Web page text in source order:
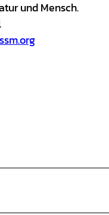
und Mensch.